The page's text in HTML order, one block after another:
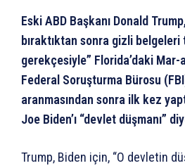
Eski ABD Başkanı Donald
bıraktıktan sonra gizli
gerekçesiyle” Florida’daki
Federal Soruşturma Bürosu
aranmasından sonra ilk kez
Joe Biden’ı “devlet düşmanı”
Trump, Biden için, “O devletin